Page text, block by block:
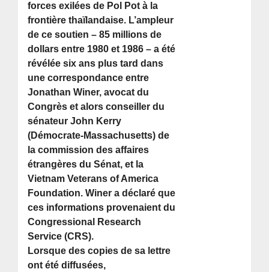
forces exilées de Pol Pot à la
frontière thaïlandaise. L’ampleur
de ce soutien – 85 millions de
dollars entre 1980 et 1986 – a été
révélée six ans plus tard dans
une correspondance entre
Jonathan Winer, avocat du
Congrès et alors conseiller du
sénateur John Kerry
(Démocrate-Massachusetts) de
la commission des affaires
étrangères du Sénat, et la
Vietnam Veterans of America
Foundation. Winer a déclaré que
ces informations provenaient du
Congressional Research
Service (CRS).
Lorsque des copies de sa lettre
ont été diffusées,